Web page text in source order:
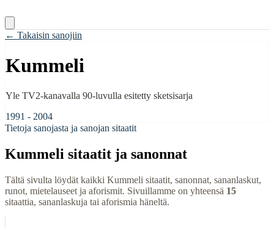
← Takaisin sanojiin
Kummeli
Yle TV2-kanavalla 90-luvulla esitetty sketsisarja
1991 - 2004
Tietoja sanojasta ja sanojan sitaatit
Kummeli sitaatit ja sanonnat
Tältä sivulta löydät kaikki Kummeli sitaatit, sanonnat, sananlaskut,
runot, mietelauseet ja aforismit. Sivuillamme on yhteensä 15
sitaattia, sananlaskuja tai aforismia häneltä.